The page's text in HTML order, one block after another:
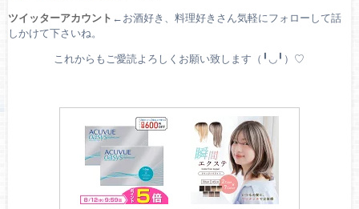
ツイッターアカウント ←お酒好き、料理好きさん気軽にフォローして話
しかけて下さいね。
これからもご愛読よろしくお願い致します（╹◡╹）♡